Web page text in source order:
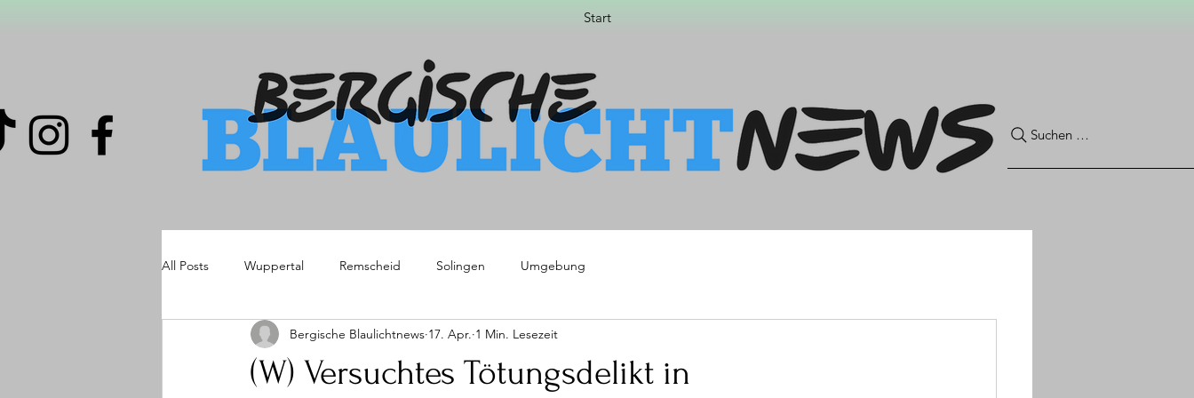
Start
Suchen …
All Posts Wuppertal Remscheid Solingen Umgebung
(W) Versuchtes Tötungsdelikt in
Bergische Blaulichtnews 17. Apr. 1 Min. Lesezeit